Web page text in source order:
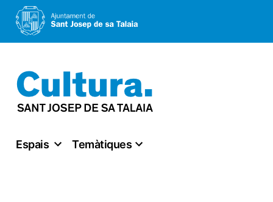
al
contingut
Espais Temàtiques